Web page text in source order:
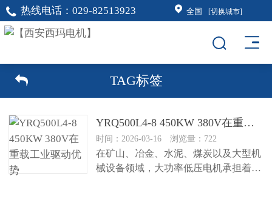
热线电话： 029-82513923 全国 [切换城市]
TAG标签
YRQ500L4-8 450KW 380V在重载工业驱动优势
时间：2026-03-16 浏览量：722
在矿山、冶金、水泥、煤炭以及大型机
械设备领域，大功率低压电机承担着关